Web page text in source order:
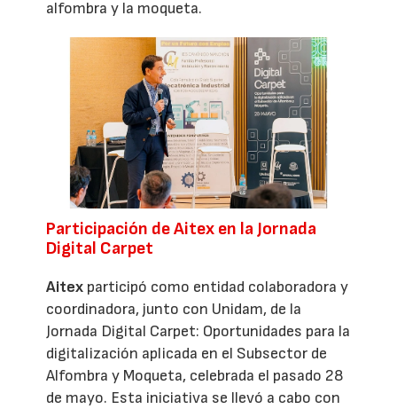
alfombra y la moqueta.
Participación de Aitex en la Jornada
Digital Carpet
Aitex participó como entidad colaboradora y
coordinadora, junto con Unidam, de la
Jornada Digital Carpet: Oportunidades para la
digitalización aplicada en el Subsector de
Alfombra y Moqueta, celebrada el pasado 28
de mayo. Esta iniciativa se llevó a cabo con